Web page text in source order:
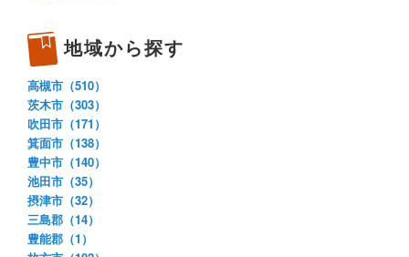
地域から探す
高槻市（510）
茨木市（303）
吹田市（171）
箕面市（138）
豊中市（140）
池田市（35）
摂津市（32）
三島郡（14）
豊能郡（1）